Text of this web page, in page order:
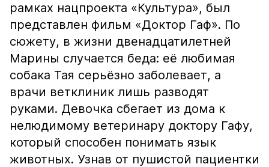
рамках нацпроекта «Культура», был
представлен фильм «Доктор Гаф». По
сюжету, в жизни двенадцатилетней
Марины случается беда: её любимая
собака Тая серьёзно заболевает, а
врачи ветклиник лишь разводят
руками. Девочка сбегает из дома к
нелюдимому ветеринару доктору Гафу,
который способен понимать язык
животных. Узнав от пушистой пациентки